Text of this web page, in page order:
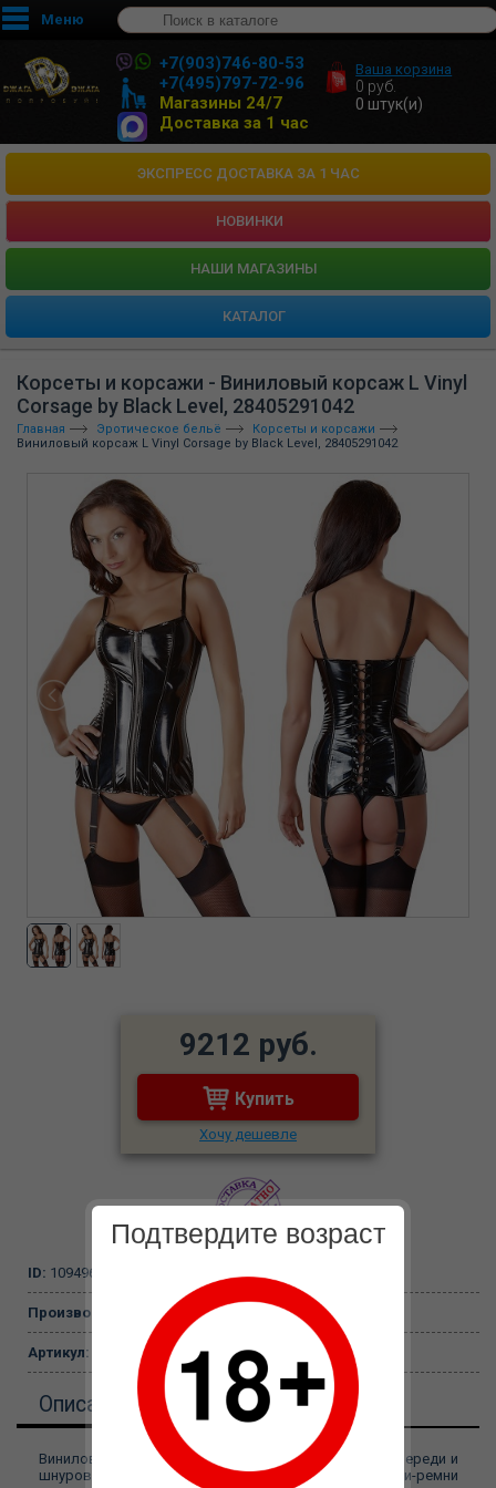
Меню
+7(903)746-80-53
+7(495)797-72-96
Магазины 24/7
Доставка за 1 час
Ваша корзина
0 руб.
0 штук(и)
ЭКСПРЕСС ДОСТАВКА ЗА 1 ЧАС
НОВИНКИ
HАШИ МАГАЗИНЫ
КАТАЛОГ
Корсеты и корсажи - Виниловый корсаж L Vinyl
Corsage by Black Level, 28405291042
Главная Эротическое бельё
Корсеты и корсажи
Виниловый корсаж L Vinyl Corsage by Black Level, 28405291042
9212 руб.
Купить
Хочу дешевле
ID: 109496
Производитель: Orion, Германия
Артикул: 28405291042
Описание
Виниловый корсаж удлинённый , застежка-молния спереди и
шнуровка сзади. Бюстгальтер и подтяжки-ремни
Подтвердите возраст